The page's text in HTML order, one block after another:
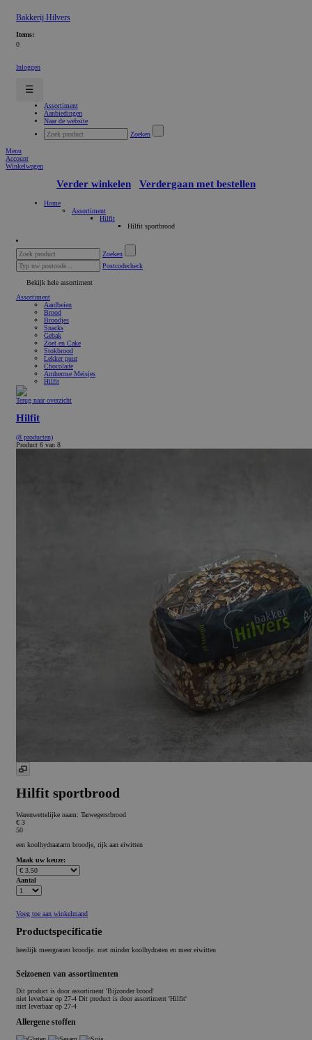
Bakkerij Hilvers
Items:
0
Inloggen
☰
Assortiment
Aanbiedingen
Naar de website
Zoeken
Menu
Account
Winkelwagen
Verder winkelen Verdergaan met bestellen
Home
Assortiment
Hilfit
Hilfit sportbrood
Zoeken
Postcodecheck
Bekijk hele assortiment
Assortiment
Aardbeien
Brood
Broodjes
Snacks
Gebak
Zoet en Cake
Stokbrood
Lekker puur
Chocolade
Arnhemse Meisjes
Hilfit
Terug naar overzicht
Hilfit
(8 producten)
Product 6 van 8
Hilfit sportbrood
Warenwettelijke naam: Tarwegerstbrood
€ 3
50
een koolhydraatarm broodje, rijk aan eiwitten
Maak uw keuze:
Aantal
Voeg toe aan winkelmand
Productspecificatie
heerlijk meergranen broodje. met minder koolhydraten en meer eiwitten
Seizoenen van assortimenten
Dit product is door assortiment 'Bijzonder brood'
niet leverbaar op 27-4 Dit product is door assortiment 'Hilfit'
niet leverbaar op 27-4
Allergene stoffen